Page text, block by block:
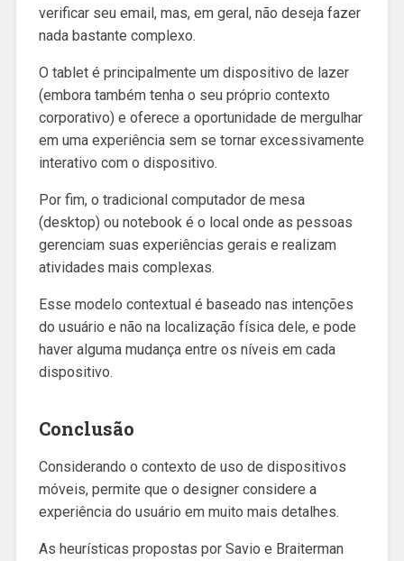
verificar seu email, mas, em geral, não deseja fazer
nada bastante complexo.
O tablet é principalmente um dispositivo de lazer
(embora também tenha o seu próprio contexto
corporativo) e oferece a oportunidade de mergulhar
em uma experiência sem se tornar excessivamente
interativo com o dispositivo.
Por fim, o tradicional computador de mesa
(desktop) ou notebook é o local onde as pessoas
gerenciam suas experiências gerais e realizam
atividades mais complexas.
Esse modelo contextual é baseado nas intenções
do usuário e não na localização física dele, e pode
haver alguma mudança entre os níveis em cada
dispositivo.
Conclusão
Considerando o contexto de uso de dispositivos
móveis, permite que o designer considere a
experiência do usuário em muito mais detalhes.
As heurísticas propostas por Savio e Braiterman